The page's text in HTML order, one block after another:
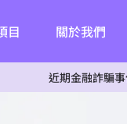
目 關於我們
近期金融詐騙事件頻傳